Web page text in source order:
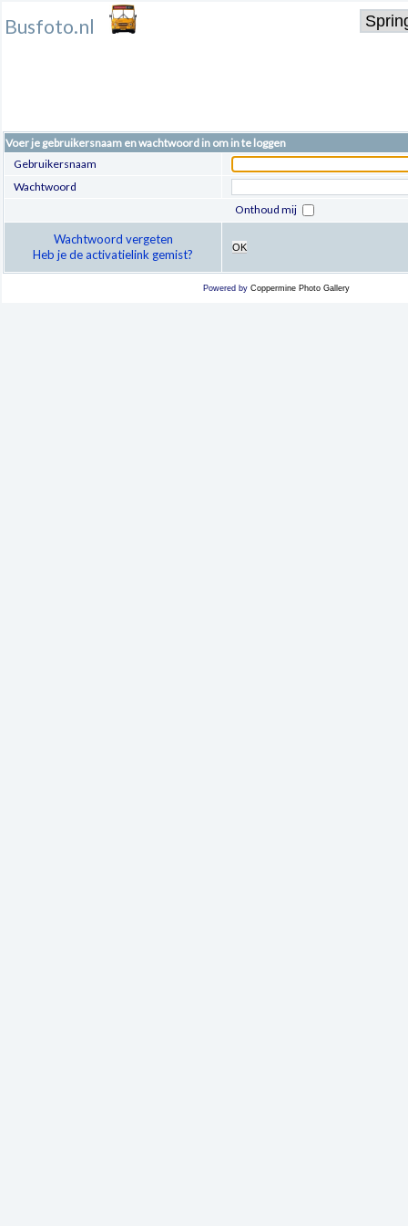
Busfoto.nl
Voer je gebruikersnaam en wachtwoord in om in te loggen
Gebruikersnaam
Wachtwoord
Onthoud mij
Wachtwoord vergeten
Heb je de activatielink gemist?
OK
Powered by Coppermine Photo Gallery